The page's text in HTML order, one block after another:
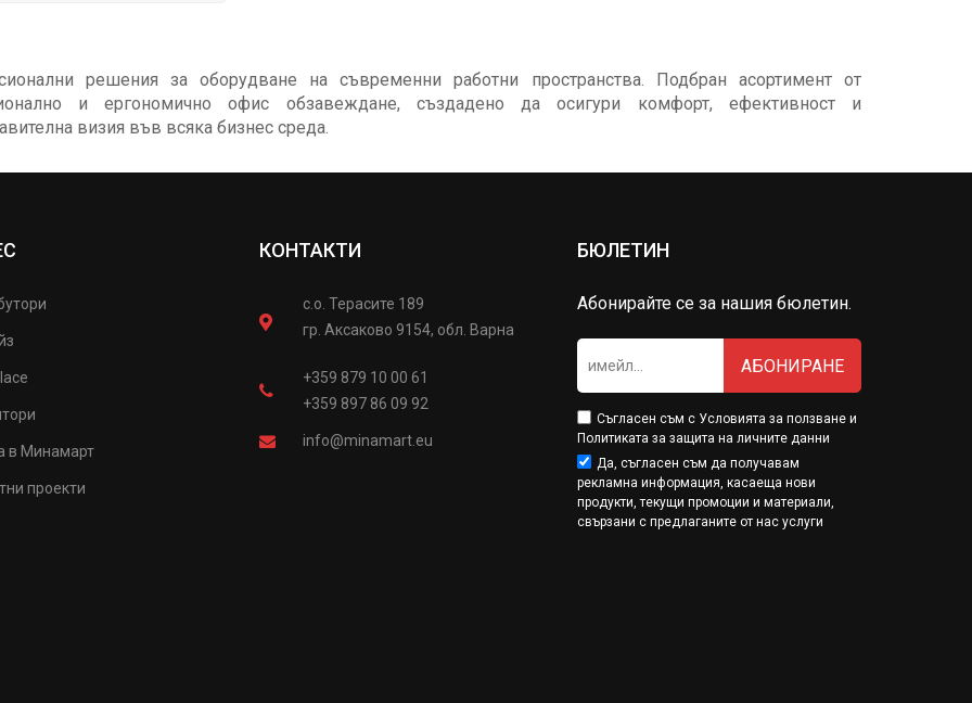
решения за оборудване на съвременни работни пространства. Подбран асортимент от
и ергономично офис обзавеждане, създадено да осигури комфорт, ефективност и
визия във всяка бизнес среда.
в Минамарт
проекти
КОНТАКТИ
с.о. Терасите 189
гр. Аксаково 9154, обл. Варна
+359 879 10 00 61
+359 897 86 09 92
info@minamart.eu
БЮЛЕТИН
Абонирайте се за нашия бюлетин.
АБОНИРАНЕ
Съгласен съм с Условията за ползванеи
Политиката за защита на личните данни
Да, съгласен съм да получавам
рекламна информация, касаеща нови
продукти, текущи промоции и материали,
свързани с предлаганите от нас услуги